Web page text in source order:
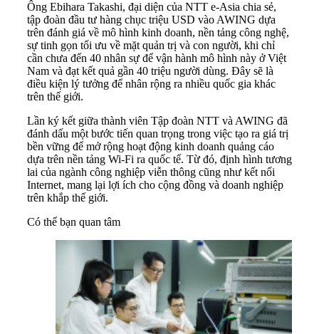
Ông Ebihara Takashi, đại diện của NTT e-Asia chia sẻ,
tập đoàn đầu tư hàng chục triệu USD vào AWING dựa
trên đánh giá về mô hình kinh doanh, nền tảng công nghệ,
sự tinh gọn tối ưu về mặt quản trị và con người, khi chỉ
cần chưa đến 40 nhân sự để vận hành mô hình này ở Việt
Nam và đạt kết quả gần 40 triệu người dùng. Đây sẽ là
điều kiện lý tưởng để nhân rộng ra nhiều quốc gia khác
trên thế giới.
Lần ký kết giữa thành viên Tập đoàn NTT và AWING đã
đánh dấu một bước tiến quan trọng trong việc tạo ra giá trị
bền vững để mở rộng hoạt động kinh doanh quảng cáo
dựa trên nền tảng Wi-Fi ra quốc tế. Từ đó, định hình tương
lai của ngành công nghiệp viễn thông cũng như kết nối
Internet, mang lại lợi ích cho cộng đồng và doanh nghiệp
trên khắp thế giới.
Có thể bạn quan tâm